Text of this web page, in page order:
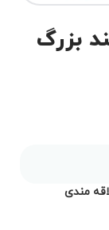
بزرگ
مندی